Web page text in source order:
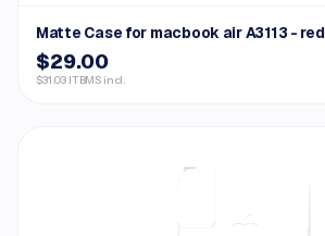
Matte Case for macbook air A3113 - red
$29.00
$31.03 ITBMS incl.